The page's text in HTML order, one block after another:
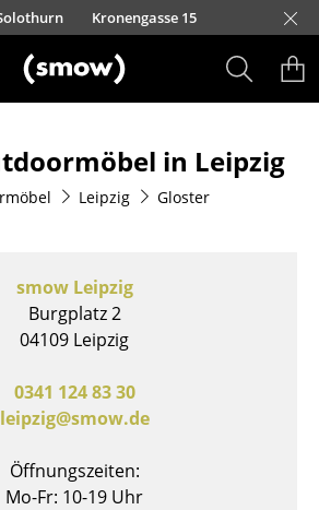
Kronengasse 15
in Leipzig
Leipzig Gloster
smow Leipzig
Burgplatz 2
04109 Leipzig
0341 124 83 30
leipzig@smow.de
Öffnungszeiten:
Mo-Fr: 10-19 Uhr